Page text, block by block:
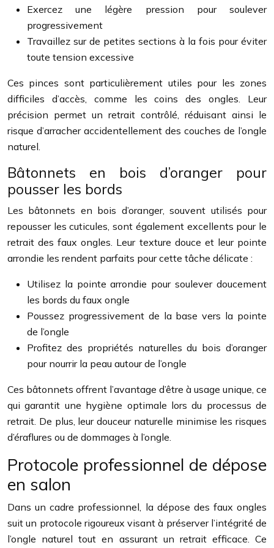
Exercez une légère pression pour soulever
progressivement
Travaillez sur de petites sections à la fois pour éviter
toute tension excessive
Ces pinces sont particulièrement utiles pour les zones
difficiles d’accès, comme les coins des ongles. Leur
précision permet un retrait contrôlé, réduisant ainsi le
risque d’arracher accidentellement des couches de l’ongle
naturel.
Bâtonnets en bois d’oranger pour
pousser les bords
Les bâtonnets en bois d’oranger, souvent utilisés pour
repousser les cuticules, sont également excellents pour le
retrait des faux ongles. Leur texture douce et leur pointe
arrondie les rendent parfaits pour cette tâche délicate :
Utilisez la pointe arrondie pour soulever doucement
les bords du faux ongle
Poussez progressivement de la base vers la pointe
de l’ongle
Profitez des propriétés naturelles du bois d’oranger
pour nourrir la peau autour de l’ongle
Ces bâtonnets offrent l’avantage d’être à usage unique, ce
qui garantit une hygiène optimale lors du processus de
retrait. De plus, leur douceur naturelle minimise les risques
d’éraflures ou de dommages à l’ongle.
Protocole professionnel de dépose
en salon
Dans un cadre professionnel, la dépose des faux ongles
suit un protocole rigoureux visant à préserver l’intégrité de
l’ongle naturel tout en assurant un retrait efficace. Ce